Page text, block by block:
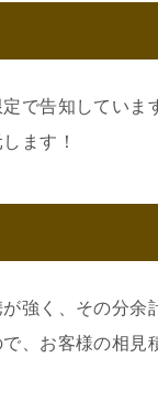
で告知していま
ます！
強く、その分余
、お客様の相見